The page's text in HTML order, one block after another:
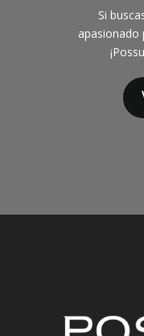
Si
apasionado